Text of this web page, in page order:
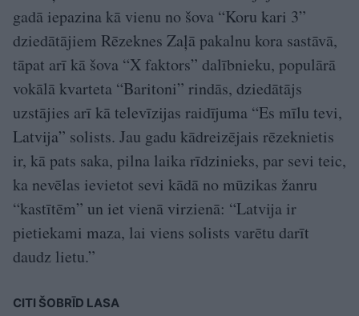
gadā iepazina kā vienu no šova “Koru kari 3”
dziedātājiem Rēzeknes Zaļā pakalnu kora sastāvā,
tāpat arī kā šova “X faktors” dalībnieku, populārā
vokālā kvarteta “Baritoni” rindās, dziedātājs
uzstājies arī kā televīzijas raidījuma “Es mīlu tevi,
Latvija” solists. Jau gadu kādreizējais rēzeknietis
ir, kā pats saka, pilna laika rīdzinieks, par sevi teic,
ka nevēlas ievietot sevi kādā no mūzikas žanru
“kastītēm” un iet vienā virzienā: “Latvija ir
pietiekami maza, lai viens solists varētu darīt
daudz lietu.”
CITI ŠOBRĪD LASA